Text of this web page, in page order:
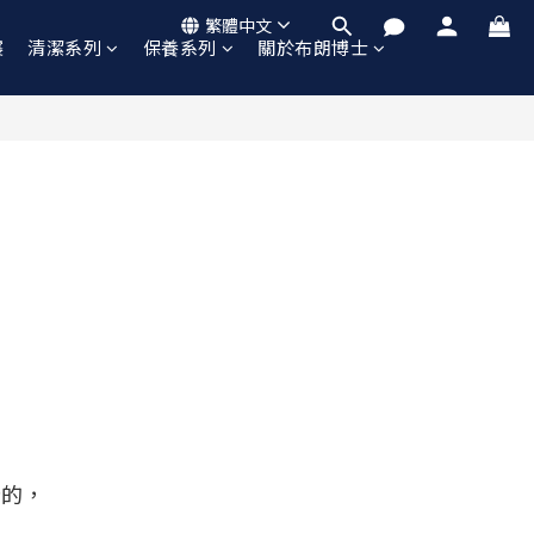
清潔系列 保養系列 關於布朗博士
繁體中文
，